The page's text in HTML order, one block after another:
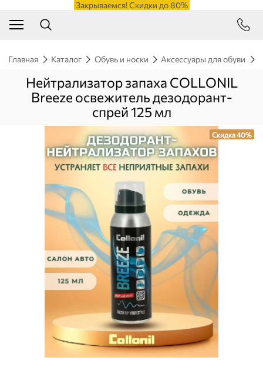
Закрываемся! Скидки до 80%
Главная Каталог Обувь и носки Аксессуары для обуви
Нейтрализатор запаха COLLONIL
Breeze освежитель дезодорант-
спрей 125 мл
Скидка 40%